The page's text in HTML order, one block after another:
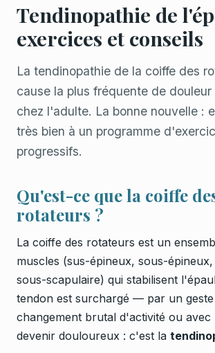
Tendinopathie de
exercices et conseils
La tendinopathie de la coiffe des
cause la plus fréquente de
chez l'adulte. La bonne nouvelle :
très bien à un programme
progressifs.
Qu'est-ce que la coiffe
rotateurs ?
La coiffe des rotateurs est un
muscles (sus-épineux, sous-
sous-scapulaire) qui stabilisent
tendon est surchargé — par un
changement brutal d'activité ou
devenir douloureux : c'est la